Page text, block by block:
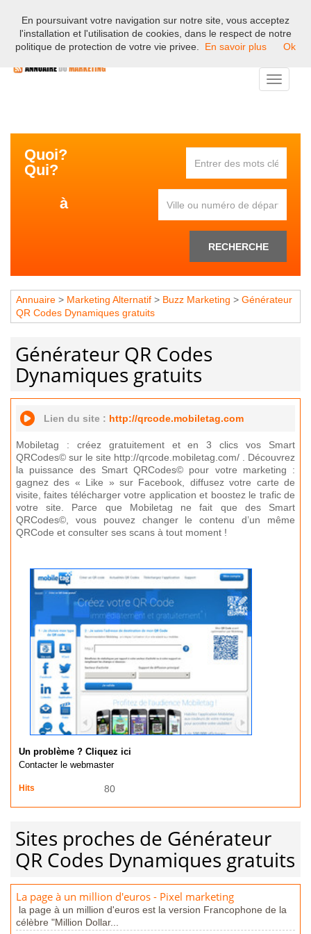
Bienvenue sur l'annuaire professionnel du marketing et de la
communication en France.
Toggle
Quoi?
Qui?
à
RECHERCHE
Annuaire > Marketing Alternatif > Buzz Marketing > Générateur
QR Codes Dynamiques gratuits
Générateur QR Codes
Dynamiques gratuits
Lien du site : http://qrcode.mobiletag.com
Mobiletag : créez gratuitement et en 3 clics vos Smart
QRCodes© sur le site http://qrcode.mobiletag.com/ . Découvrez
la puissance des Smart QRCodes© pour votre marketing :
gagnez des « Like » sur Facebook, diffusez votre carte de
visite, faites télécharger votre application et boostez le trafic de
votre site. Parce que Mobiletag ne fait que des Smart
QRCodes©, vous pouvez changer le contenu d’un même
QRCode et consulter ses scans à tout moment !
Un problème ? Cliquez ici
Contacter le webmaster
Hits 80
Sites proches de Générateur
QR Codes Dynamiques gratuits
La page à un million d'euros - Pixel marketing
la page à un million d'euros est la version Francophone de la
célèbre "Million Dollar...
En poursuivant votre navigation sur notre site, vous acceptez
l'installation et l'utilisation de cookies, dans le respect de notre
politique de protection de votre vie privee.
En savoir plus Ok